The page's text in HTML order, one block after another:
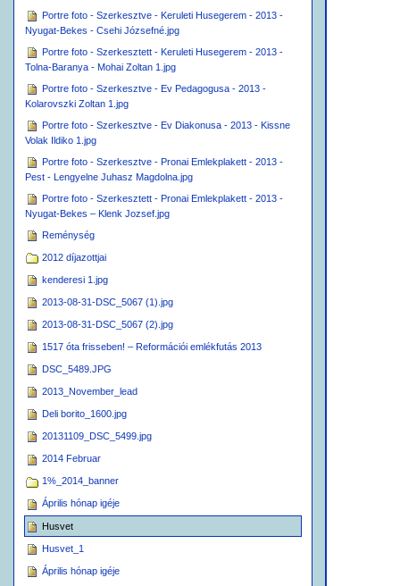
Portre foto - Szerkesztve - Keruleti Husegerem - 2013 -
Nyugat-Bekes - Csehi Józsefné.jpg
Portre foto - Szerkesztett - Keruleti Husegerem - 2013 -
Tolna-Baranya - Mohai Zoltan 1.jpg
Portre foto - Szerkesztve - Ev Pedagogusa - 2013 -
Kolarovszki Zoltan 1.jpg
Portre foto - Szerkesztve - Ev Diakonusa - 2013 - Kissne
Volak Ildiko 1.jpg
Portre foto - Szerkesztve - Pronai Emlekplakett - 2013 -
Pest - Lengyelne Juhasz Magdolna.jpg
Portre foto - Szerkesztett - Pronai Emlekplakett - 2013 -
Nyugat-Bekes – Klenk Jozsef.jpg
Reménység
2012 díjazottjai
kenderesi 1.jpg
2013-08-31-DSC_5067 (1).jpg
2013-08-31-DSC_5067 (2).jpg
1517 óta frisseben! – Reformációi emlékfutás 2013
DSC_5489.JPG
2013_November_lead
Deli borito_1600.jpg
20131109_DSC_5499.jpg
2014 Februar
1%_2014_banner
Április hónap igéje
Husvet
Husvet_1
Április hónap igéje